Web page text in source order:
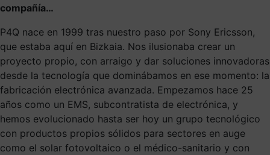
compañía…
P4Q nace en 1999 tras nuestro paso por Sony Ericsson,
que estaba aquí en Bizkaia. Nos ilusionaba crear un
proyecto propio, con arraigo y dar soluciones innovadoras
desde la tecnología que dominábamos en ese momento: la
fabricación electrónica avanzada. Empezamos hace 25
años como un EMS, subcontratista de electrónica, y
hemos evolucionado hasta ser hoy un grupo tecnológico
con productos propios sólidos para sectores en auge
como el solar fotovoltaico o el médico-sanitario y con